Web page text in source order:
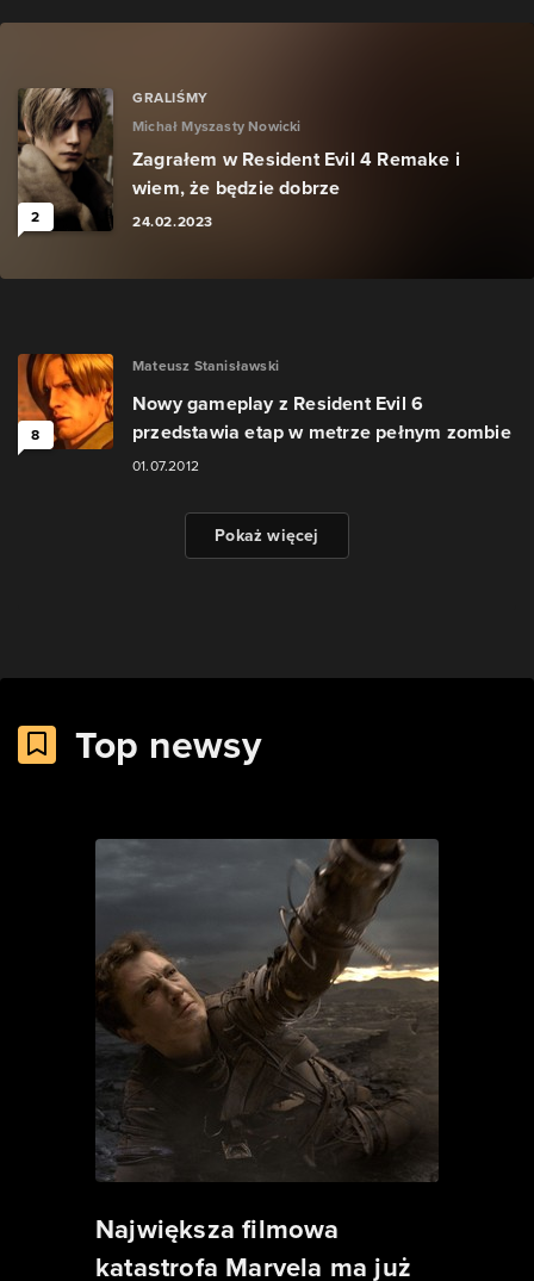
2
GRALIŚMY
Michał Myszasty Nowicki
Zagrałem w Resident Evil 4 Remake i
wiem, że będzie dobrze
24.02.2023
8
Mateusz Stanisławski
Nowy gameplay z Resident Evil 6
przedstawia etap w metrze pełnym zombie
01.07.2012
Pokaż więcej
Top newsy
Największa filmowa
katastrofa Marvela ma już